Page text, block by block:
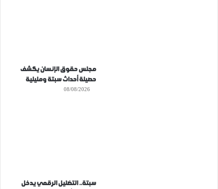
مجلس حقوق الإنسان يكشف
حصيلة أحداث سبتة ومليلية
08/08/2026
سبتة.. التضليل الرقمي يدخل